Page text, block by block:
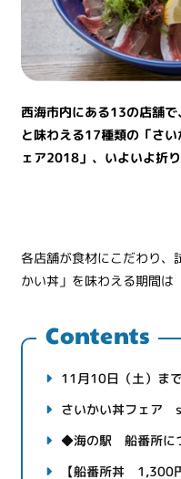
西海市内にある13の店舗
と味わえる17種類の「さ
ェア2018」、いよいよ折
各店舗が食材にこだわり、
かい丼」を味わえる期間は
Contents
11月10日（土）まで
さいかい丼フェア
◆海の駅 船番所に
【船番所丼 1,300